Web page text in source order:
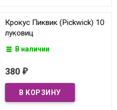
Крокус Пиквик (Pickwick) 10
луковиц
В наличии
380 ₽